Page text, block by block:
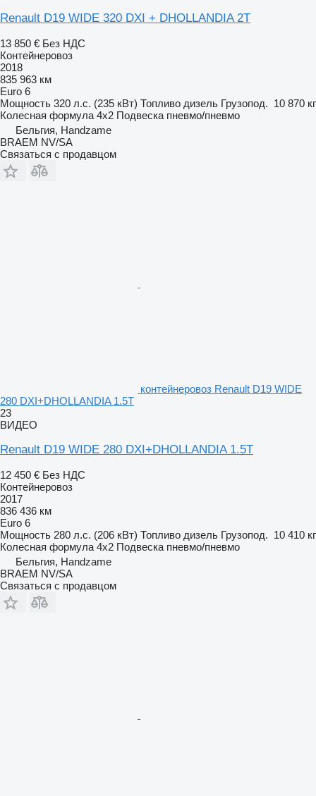
Renault D19 WIDE 320 DXI + DHOLLANDIA 2T
13 850 € Без НДС
Контейнеровоз
2018
835 963 км
Euro 6
Мощность 320 л.с. (235 кВт) Топливо дизель Грузопод. 10 870 кг
Колесная формула 4x2 Подвеска пневмо/пневмо
Бельгия, Handzame
BRAEM NV/SA
Связаться с продавцом
контейнеровоз Renault D19 WIDE
280 DXI+DHOLLANDIA 1.5T
23
ВИДЕО
Renault D19 WIDE 280 DXI+DHOLLANDIA 1.5T
12 450 € Без НДС
Контейнеровоз
2017
836 436 км
Euro 6
Мощность 280 л.с. (206 кВт) Топливо дизель Грузопод. 10 410 кг
Колесная формула 4x2 Подвеска пневмо/пневмо
Бельгия, Handzame
BRAEM NV/SA
Связаться с продавцом